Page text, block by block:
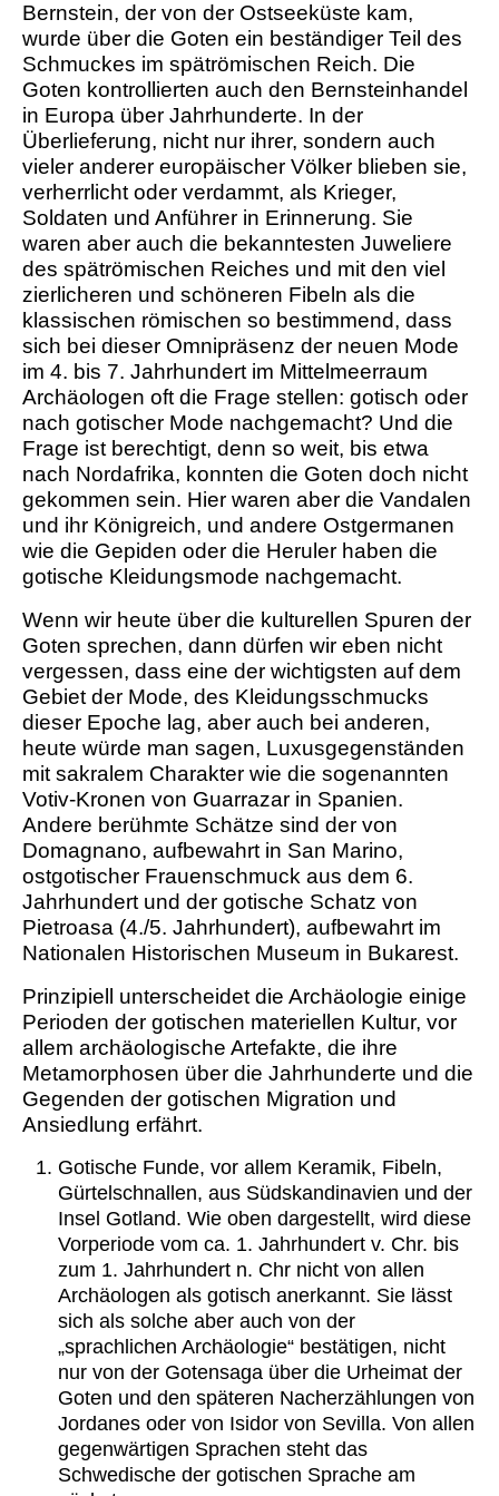
Bernstein, der von der Ostseeküste kam,
wurde über die Goten ein beständiger Teil des
Schmuckes im spätrömischen Reich. Die
Goten kontrollierten auch den Bernsteinhandel
in Europa über Jahrhunderte. In der
Überlieferung, nicht nur ihrer, sondern auch
vieler anderer europäischer Völker blieben sie,
verherrlicht oder verdammt, als Krieger,
Soldaten und Anführer in Erinnerung. Sie
waren aber auch die bekanntesten Juweliere
des spätrömischen Reiches und mit den viel
zierlicheren und schöneren Fibeln als die
klassischen römischen so bestimmend, dass
sich bei dieser Omnipräsenz der neuen Mode
im 4. bis 7. Jahrhundert im Mittelmeerraum
Archäologen oft die Frage stellen: gotisch oder
nach gotischer Mode nachgemacht? Und die
Frage ist berechtigt, denn so weit, bis etwa
nach Nordafrika, konnten die Goten doch nicht
gekommen sein. Hier waren aber die Vandalen
und ihr Königreich, und andere Ostgermanen
wie die Gepiden oder die Heruler haben die
gotische Kleidungsmode nachgemacht.
Wenn wir heute über die kulturellen Spuren der
Goten sprechen, dann dürfen wir eben nicht
vergessen, dass eine der wichtigsten auf dem
Gebiet der Mode, des Kleidungsschmucks
dieser Epoche lag, aber auch bei anderen,
heute würde man sagen, Luxusgegenständen
mit sakralem Charakter wie die sogenannten
Votiv-Kronen von Guarrazar in Spanien.
Andere berühmte Schätze sind der von
Domagnano, aufbewahrt in San Marino,
ostgotischer Frauenschmuck aus dem 6.
Jahrhundert und der gotische Schatz von
Pietroasa (4./5. Jahrhundert), aufbewahrt im
Nationalen Historischen Museum in Bukarest.
Prinzipiell unterscheidet die Archäologie einige
Perioden der gotischen materiellen Kultur, vor
allem archäologische Artefakte, die ihre
Metamorphosen über die Jahrhunderte und die
Gegenden der gotischen Migration und
Ansiedlung erfährt.
Gotische Funde, vor allem Keramik, Fibeln,
Gürtelschnallen, aus Südskandinavien und der
Insel Gotland. Wie oben dargestellt, wird diese
Vorperiode vom ca. 1. Jahrhundert v. Chr. bis
zum 1. Jahrhundert n. Chr nicht von allen
Archäologen als gotisch anerkannt. Sie lässt
sich als solche aber auch von der
„sprachlichen Archäologie“ bestätigen, nicht
nur von der Gotensaga über die Urheimat der
Goten und den späteren Nacherzählungen von
Jordanes oder von Isidor von Sevilla. Von allen
gegenwärtigen Sprachen steht das
Schwedische der gotischen Sprache am